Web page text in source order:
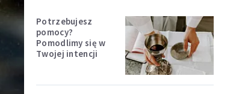
Potrzebujesz
pomocy?
Pomodlimy się w
Twojej intencji